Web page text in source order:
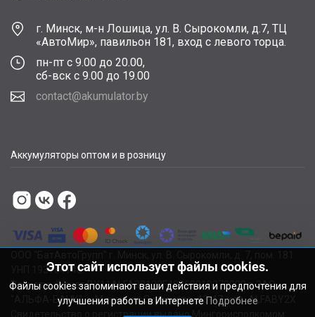
г. Минск, м-н Лошица, ул. В. Сырокомли, д.7, ТЦ
«АвтоМир», павильон 181, вход с левого торца.
пн-пт с 9.00 до 20.00,
сб-вск с 9.00 до 19.00
contact@akumulator.by
Аккумуляторы оптом и в розницу
УНП 193784748.
Расчетный счет BY11ALFA30122F48260010270000 в ЗАО
"АЛЬФА-БАНК", г. Минск, ул. Сурганова, 43-47, код ALFABY2X
Свидетельство о регистрации выдано Мингорисполкомом
Этот сайт использует файлы cookies.
Файлы cookies запоминают ваши действия и предпочтения для
улучшения работы в Интернете Подробнее